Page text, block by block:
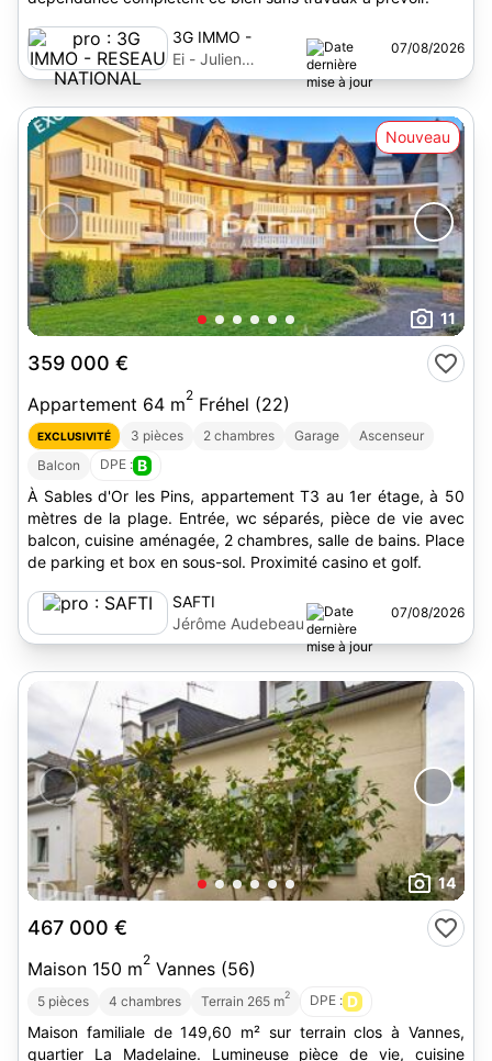
3G IMMO -
RESEAU
NATIONAL
Ei - Julien
Rocaboy
07/08/2026
Nouveau
11
359 000 €
Appartement 64 m2 Fréhel (22)
EXCLUSIVITÉ 3 pièces 2 chambres Garage
Ascenseur
Balcon
DPE : B
À Sables d'Or les Pins, appartement T3 au 1er étage, à 50
mètres de la plage. Entrée, wc séparés, pièce de vie avec
balcon, cuisine aménagée, 2 chambres, salle de bains. Place
de parking et box en sous-sol. Proximité casino et golf.
SAFTI
Jérôme Audebeau
07/08/2026
14
467 000 €
Maison 150 m2 Vannes (56)
5 pièces 4 chambres Terrain 265 m2 DPE : D
Maison familiale de 149,60 m² sur terrain clos à Vannes,
quartier La Madelaine. Lumineuse pièce de vie, cuisine